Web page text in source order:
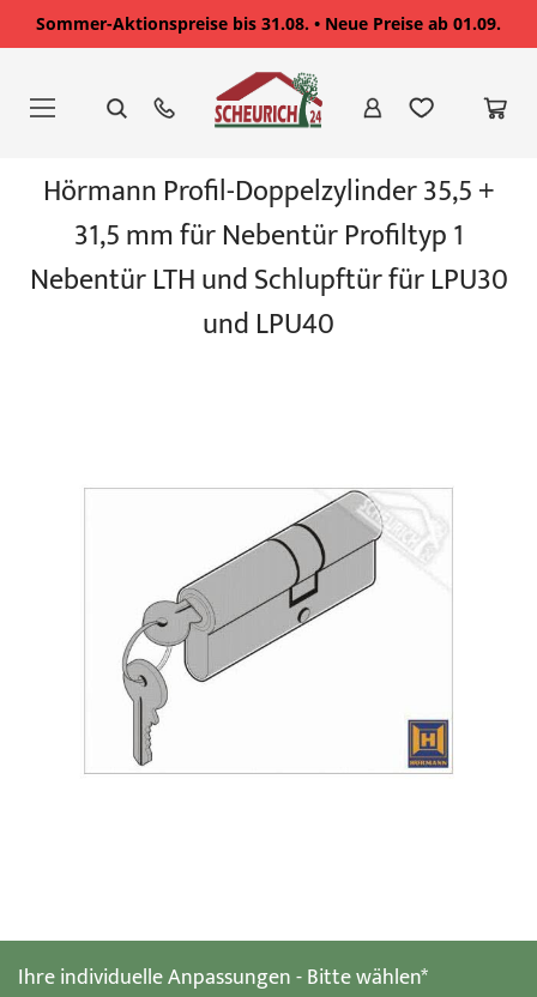
Sommer-Aktionspreise bis 31.08. • Neue Preise ab 01.09.
springen
Ihre individuelle Anpassungen - Bitte wählen*
Bildgalerie
springen
Hörmann Profil-Doppelzylinder 35,5 +
31,5 mm für Nebentür Profiltyp 1
Nebentür LTH und Schlupftür für LPU30
und LPU40
Bildgalerie